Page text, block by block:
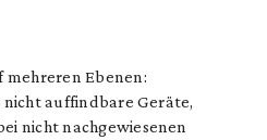
mehreren Ebenen:
auffindbare Geräte,
nicht nachgewiesenen